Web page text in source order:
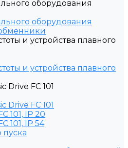
оборудования
оборудования
и устройства плавного
и устройства плавного
Drive FC 101
Drive FC 101
101, IP 20
101, IP 54